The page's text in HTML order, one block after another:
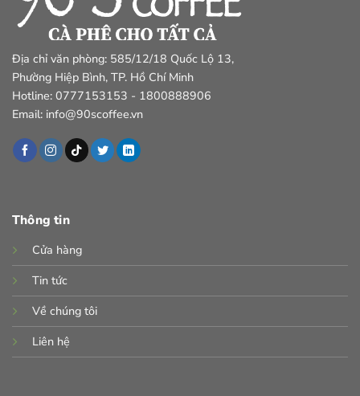
Địa chỉ văn phòng: 585/12/18 Quốc Lộ 13,
Phường Hiệp Bình, TP. Hồ Chí Minh
Hotline: 0777153153 - 1800888906
Email: info@90scoffee.vn
Thông tin
Cửa hàng
Tin tức
Về chúng tôi
Liên hệ